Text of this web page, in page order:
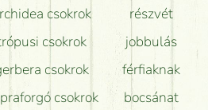
csokrok
csokrok
csokrok
csokrok
részvét
jobbulás
férfiaknak
bocsánat